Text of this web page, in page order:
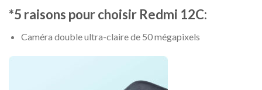
*5 raisons pour choisir Redmi 12C:
Caméra double ultra-claire de 50 mégapixels